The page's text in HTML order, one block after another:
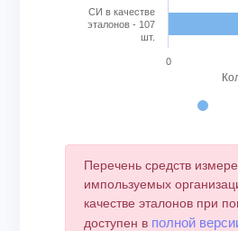
СИ в качестве
эталонов - 107
шт.
0
Перечень средств
импользуемых
качестве эталонов при
доступен в полной